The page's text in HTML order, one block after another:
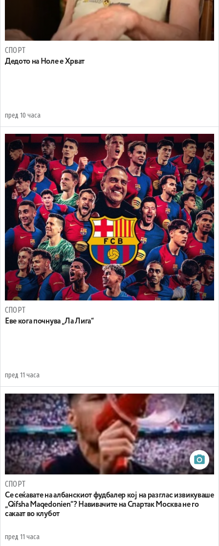
СПОРТ
Дедото на Ноле е Хрват
пред 10 часа
СПОРТ
Еве кога почнува „Ла Лига“
пред 11 часа
СПОРТ
Се сеќавате на албанскиот фудбалер кој на разглас извикуваше
„Qifsha Maqedonien“? Навивачите на Спартак Москва не го
сакаат во клубот
пред 11 часа